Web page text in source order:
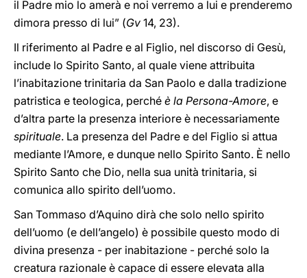
il Padre mio lo amerà e noi verremo a lui e prenderemo
dimora presso di lui” (Gv 14, 23).
Il riferimento al Padre e al Figlio, nel discorso di Gesù,
include lo Spirito Santo, al quale viene attribuita
l’inabitazione trinitaria da San Paolo e dalla tradizione
patristica e teologica, perché è la Persona-Amore, e
d’altra parte la presenza interiore è necessariamente
spirituale. La presenza del Padre e del Figlio si attua
mediante l’Amore, e dunque nello Spirito Santo. È nello
Spirito Santo che Dio, nella sua unità trinitaria, si
comunica allo spirito dell’uomo.
San Tommaso d’Aquino dirà che solo nello spirito
dell’uomo (e dell’angelo) è possibile questo modo di
divina presenza - per inabitazione - perché solo la
creatura razionale è capace di essere elevata alla